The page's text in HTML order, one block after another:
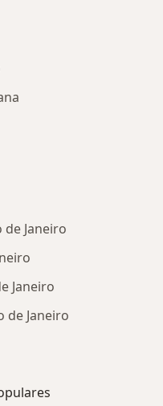
de Janeiro
Janeiro
de Janeiro